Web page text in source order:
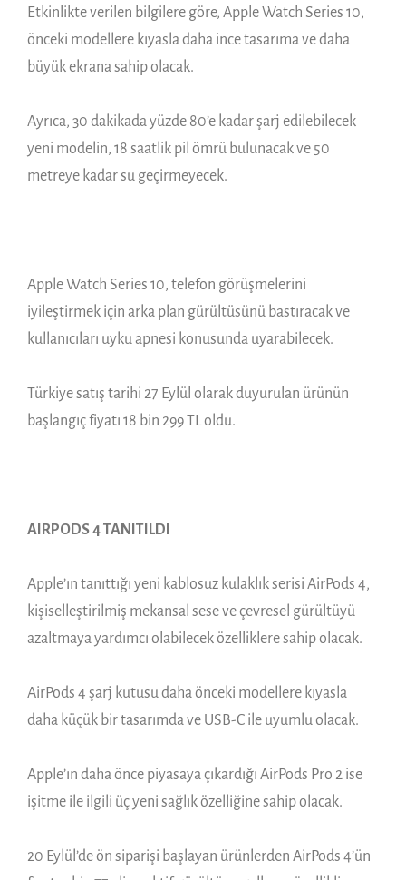
Etkinlikte verilen bilgilere göre, Apple Watch Series 10,
önceki modellere kıyasla daha ince tasarıma ve daha
büyük ekrana sahip olacak.
Ayrıca, 30 dakikada yüzde 80’e kadar şarj edilebilecek
yeni modelin, 18 saatlik pil ömrü bulunacak ve 50
metreye kadar su geçirmeyecek.
Apple Watch Series 10, telefon görüşmelerini
iyileştirmek için arka plan gürültüsünü bastıracak ve
kullanıcıları uyku apnesi konusunda uyarabilecek.
Türkiye satış tarihi 27 Eylül olarak duyurulan ürünün
başlangıç fiyatı 18 bin 299 TL oldu.
AIRPODS 4 TANITILDI
Apple’ın tanıttığı yeni kablosuz kulaklık serisi AirPods 4,
kişiselleştirilmiş mekansal sese ve çevresel gürültüyü
azaltmaya yardımcı olabilecek özelliklere sahip olacak.
AirPods 4 şarj kutusu daha önceki modellere kıyasla
daha küçük bir tasarımda ve USB-C ile uyumlu olacak.
Apple’ın daha önce piyasaya çıkardığı AirPods Pro 2 ise
işitme ile ilgili üç yeni sağlık özelliğine sahip olacak.
20 Eylül’de ön siparişi başlayan ürünlerden AirPods 4’ün